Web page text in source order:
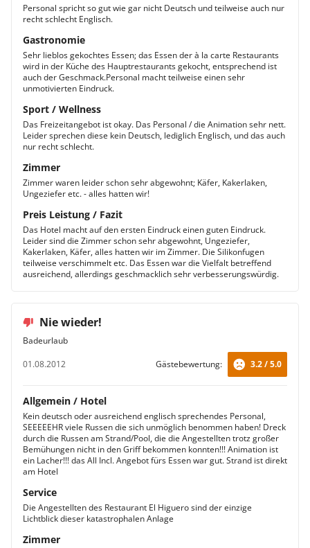
Personal spricht so gut wie gar nicht Deutsch und teilweise auch nur
recht schlecht Englisch.
Gastronomie
Sehr lieblos gekochtes Essen; das Essen der à la carte Restaurants
wird in der Küche des Hauptrestaurants gekocht, entsprechend ist
auch der Geschmack.Personal macht teilweise einen sehr
unmotivierten Eindruck.
Sport / Wellness
Das Freizeitangebot ist okay. Das Personal / die Animation sehr nett.
Leider sprechen diese kein Deutsch, lediglich Englisch, und das auch
nur recht schlecht.
Zimmer
Zimmer waren leider schon sehr abgewohnt; Käfer, Kakerlaken,
Ungeziefer etc. - alles hatten wir!
Preis Leistung / Fazit
Das Hotel macht auf den ersten Eindruck einen guten Eindruck.
Leider sind die Zimmer schon sehr abgewohnt, Ungeziefer,
Kakerlaken, Käfer, alles hatten wir im Zimmer. Die Silikonfugen
teilweise verschimmelt etc. Das Essen war die Vielfalt betreffend
ausreichend, allerdings geschmacklich sehr verbesserungswürdig.
Nie wieder!
Badeurlaub
01.08.2012
Gästebewertung: 3.2 / 5.0
Allgemein / Hotel
Kein deutsch oder ausreichend englisch sprechendes Personal,
SEEEEEHR viele Russen die sich unmöglich benommen haben! Dreck
durch die Russen am Strand/Pool, die die Angestellten trotz großer
Bemühungen nicht in den Griff bekommen konnten!!! Animation ist
ein Lacher!!! das All Incl. Angebot fürs Essen war gut. Strand ist direkt
am Hotel
Service
Die Angestellten des Restaurant El Higuero sind der einzige
Lichtblick dieser katastrophalen Anlage
Zimmer